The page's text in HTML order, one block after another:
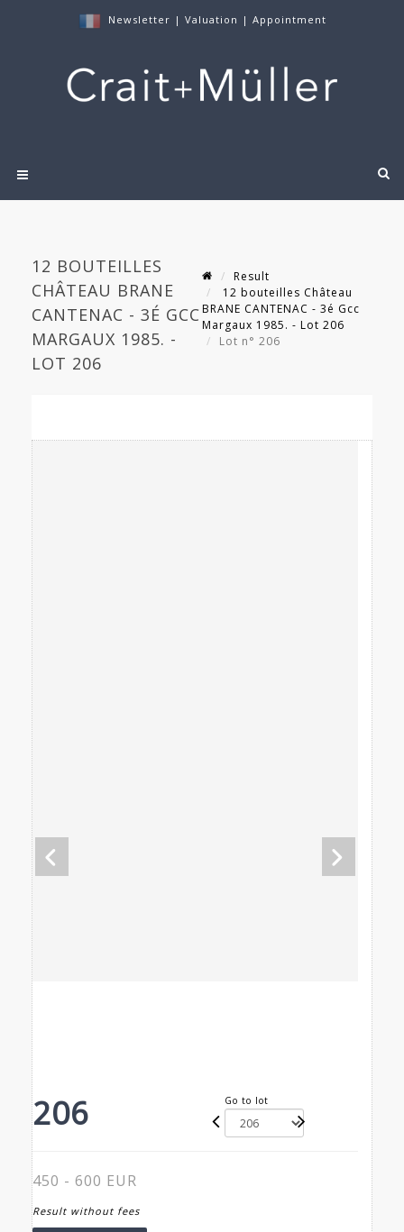
Newsletter | Valuation | Appointment
12 BOUTEILLES
CHÂTEAU BRANE
CANTENAC - 3É GCC
MARGAUX 1985. -
LOT 206
Result
12 bouteilles Château
BRANE CANTENAC - 3é Gcc
Margaux 1985. - Lot 206
Lot n° 206
206 Go to lot
450 - 600 EUR
Result without fees